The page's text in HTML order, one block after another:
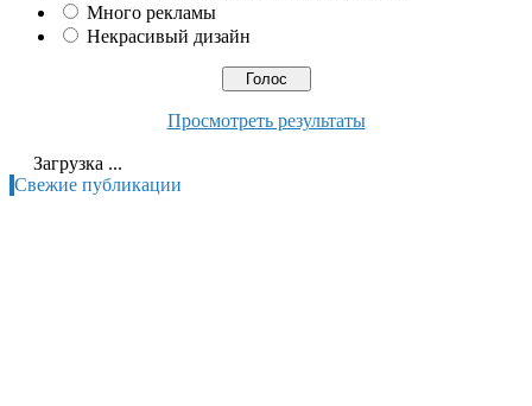
Много рекламы
Некрасивый дизайн
Просмотреть результаты
Загрузка ...
Свежие публикации